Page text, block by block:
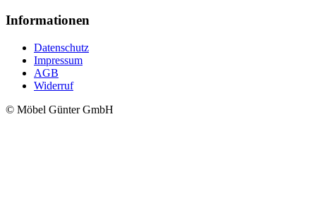
Informationen
Datenschutz
Impressum
AGB
Widerruf
© Möbel Günter GmbH